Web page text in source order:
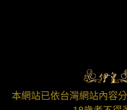
本網站已依台灣網站內容